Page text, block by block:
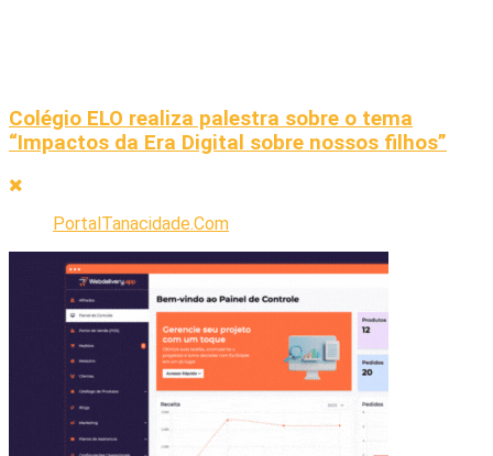
Colégio ELO realiza palestra sobre o tema
“Impactos da Era Digital sobre nossos filhos”
PortalTanacidade.Com